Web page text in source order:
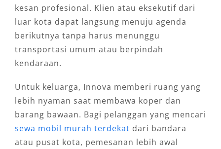
kesan profesional. Klien atau eksekutif dari
luar kota dapat langsung menuju agenda
berikutnya tanpa harus menunggu
transportasi umum atau berpindah
kendaraan.
Untuk keluarga, Innova memberi ruang yang
lebih nyaman saat membawa koper dan
barang bawaan. Bagi pelanggan yang mencari
sewa mobil murah terdekat dari bandara
atau pusat kota, pemesanan lebih awal